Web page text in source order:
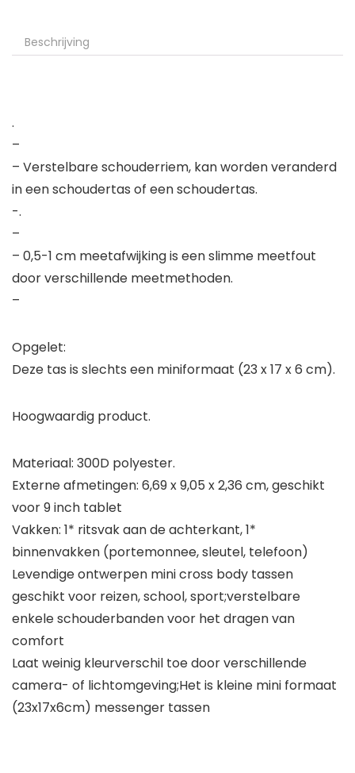
Beschrijving
.
–
– Verstelbare schouderriem, kan worden veranderd
in een schoudertas of een schoudertas.
-.
–
– 0,5-1 cm meetafwijking is een slimme meetfout
door verschillende meetmethoden.
–
Opgelet:
Deze tas is slechts een miniformaat (23 x 17 x 6 cm).
Hoogwaardig product.
Materiaal: 300D polyester.
Externe afmetingen: 6,69 x 9,05 x 2,36 cm, geschikt
voor 9 inch tablet
Vakken: 1* ritsvak aan de achterkant, 1*
binnenvakken (portemonnee, sleutel, telefoon)
Levendige ontwerpen mini cross body tassen
geschikt voor reizen, school, sport;verstelbare
enkele schouderbanden voor het dragen van
comfort
Laat weinig kleurverschil toe door verschillende
camera- of lichtomgeving;Het is kleine mini formaat
(23x17x6cm) messenger tassen